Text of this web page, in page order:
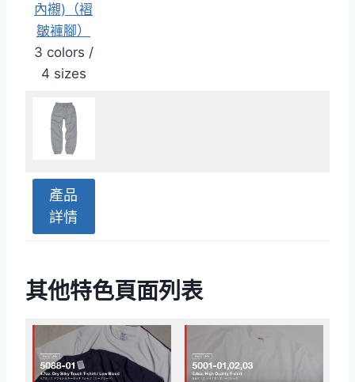
內襯)（褶
皺褲腳）
3 colors /
4 sizes
產品
詳情
其他特色頁面列表